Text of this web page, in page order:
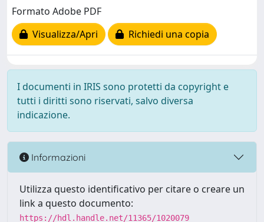
Formato Adobe PDF
Visualizza/Apri
Richiedi una copia
I documenti in IRIS sono protetti da copyright e
tutti i diritti sono riservati, salvo diversa
indicazione.
Informazioni
Utilizza questo identificativo per citare o creare un
link a questo documento:
https://hdl.handle.net/11365/1020079